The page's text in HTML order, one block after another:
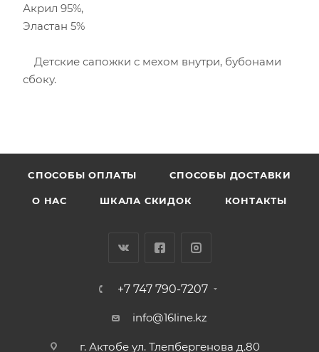
Акрил 95%,
Эластан 5%
Детские сапожки с мехом внутри, бубонами
сбоку.
CПОСОБЫ ОПЛАТЫ СПОСОБЫ ДОСТАВКИ
О НАС ШКАЛА СКИДОК КОНТАКТЫ
+7 747 790-7207
info@16line.kz
г. Актобе ул. Тлепбергенова д.80